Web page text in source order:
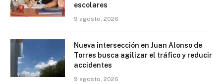
escolares
9 agosto, 2026
Nueva intersección en Juan Alonso de
Torres busca agilizar el tráfico y reducir
accidentes
9 agosto, 2026